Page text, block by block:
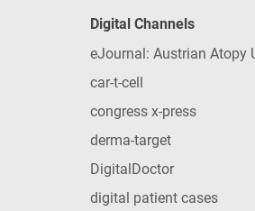
Digital Channels
eJournal: Austrian Atopy
car-t-cell
congress x-press
derma-target
DigitalDoctor
digital patient cases